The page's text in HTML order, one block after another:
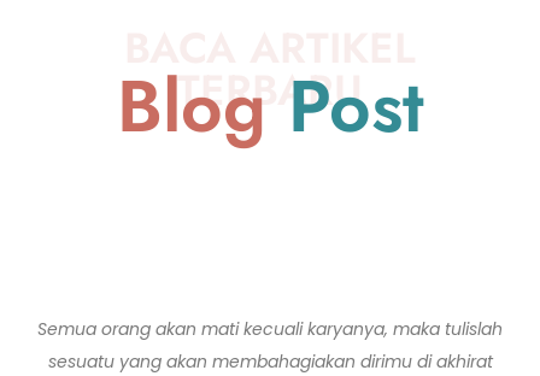
TERBARU
Blog Post
Semua orang akan mati kecuali karyanya, maka tulislah
sesuatu yang akan membahagiakan dirimu di akhirat